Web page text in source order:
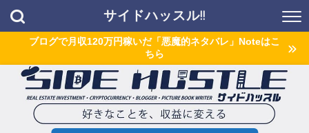
サイドハッスル!!
ブログで月収120万円稼いだ「悪魔的ネタバレ」Noteはこ
ちら